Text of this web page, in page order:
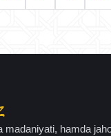
madaniyati, hamda